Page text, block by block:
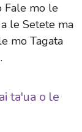
Fale mo le
le Setete ma
mo Tagata
ta'ua o le